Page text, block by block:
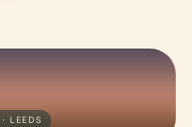
LEEDS